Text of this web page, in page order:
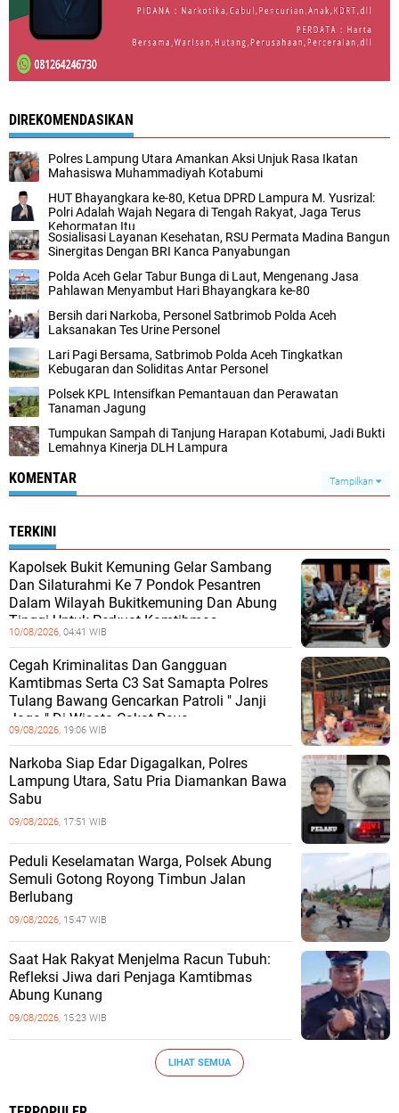
DIREKOMENDASIKAN
Polres Lampung Utara Amankan Aksi Unjuk Rasa Ikatan
Mahasiswa Muhammadiyah Kotabumi
HUT Bhayangkara ke-80, Ketua DPRD Lampura M. Yusrizal:
Polri Adalah Wajah Negara di Tengah Rakyat, Jaga Terus
Kehormatan Itu
Sosialisasi Layanan Kesehatan, RSU Permata Madina Bangun
Sinergitas Dengan BRI Kanca Panyabungan
Polda Aceh Gelar Tabur Bunga di Laut, Mengenang Jasa
Pahlawan Menyambut Hari Bhayangkara ke-80
Bersih dari Narkoba, Personel Satbrimob Polda Aceh
Laksanakan Tes Urine Personel
Lari Pagi Bersama, Satbrimob Polda Aceh Tingkatkan
Kebugaran dan Soliditas Antar Personel
Polsek KPL Intensifkan Pemantauan dan Perawatan
Tanaman Jagung
Tumpukan Sampah di Tanjung Harapan Kotabumi, Jadi Bukti
Lemahnya Kinerja DLH Lampura
KOMENTAR Tampilkan
TERKINI
Kapolsek Bukit Kemuning Gelar Sambang
Dan Silaturahmi Ke 7 Pondok Pesantren
Dalam Wilayah Bukitkemuning Dan Abung
Tinggi Untuk Perkuat Kamtibmas.
10/08/2026, 04:41 WIB
Cegah Kriminalitas Dan Gangguan
Kamtibmas Serta C3 Sat Samapta Polres
Tulang Bawang Gencarkan Patroli " Janji
Jaga " Di Wisata Cakat Raya
09/08/2026, 19:06 WIB
Narkoba Siap Edar Digagalkan, Polres
Lampung Utara, Satu Pria Diamankan Bawa
Sabu
09/08/2026, 17:51 WIB
Peduli Keselamatan Warga, Polsek Abung
Semuli Gotong Royong Timbun Jalan
Berlubang
09/08/2026, 15:47 WIB
Saat Hak Rakyat Menjelma Racun Tubuh:
Refleksi Jiwa dari Penjaga Kamtibmas
Abung Kunang
09/08/2026, 15:23 WIB
LIHAT SEMUA